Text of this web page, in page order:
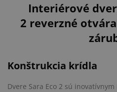
Interiérové
2 reverzné
Konštrukcia krídla
Dvere Sara Eco 2 sú